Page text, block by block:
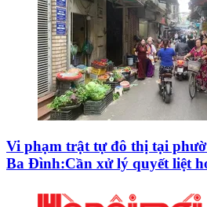
Vi phạm trật tự đô thị tại
Ba Đình:Cần xử lý quyết liệt